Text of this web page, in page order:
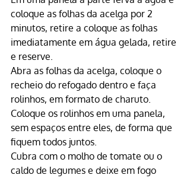
coloque as folhas da acelga por 2
minutos, retire a coloque as folhas
imediatamente em água gelada, retire
e reserve.
Abra as folhas da acelga, coloque o
recheio do refogado dentro e faça
rolinhos, em formato de charuto.
Coloque os rolinhos em uma panela,
sem espaços entre eles, de forma que
fiquem todos juntos.
Cubra com o molho de tomate ou o
caldo de legumes e deixe em fogo